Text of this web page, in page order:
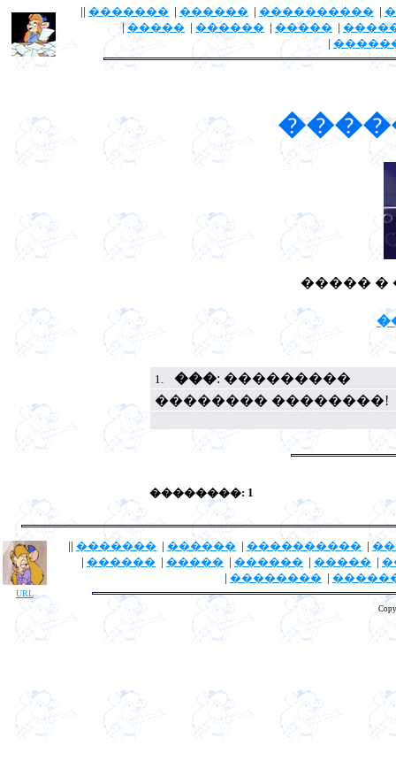
|| ������� | ������ | ���������� |
|����� | ������ | ����� |
|
����� �
1. ���: ���������
�������� ��������!
��������: 1
URL
|| ������� | ������ | ���������� |
| ������ | ����� | ������ | ����� |
| �������� |